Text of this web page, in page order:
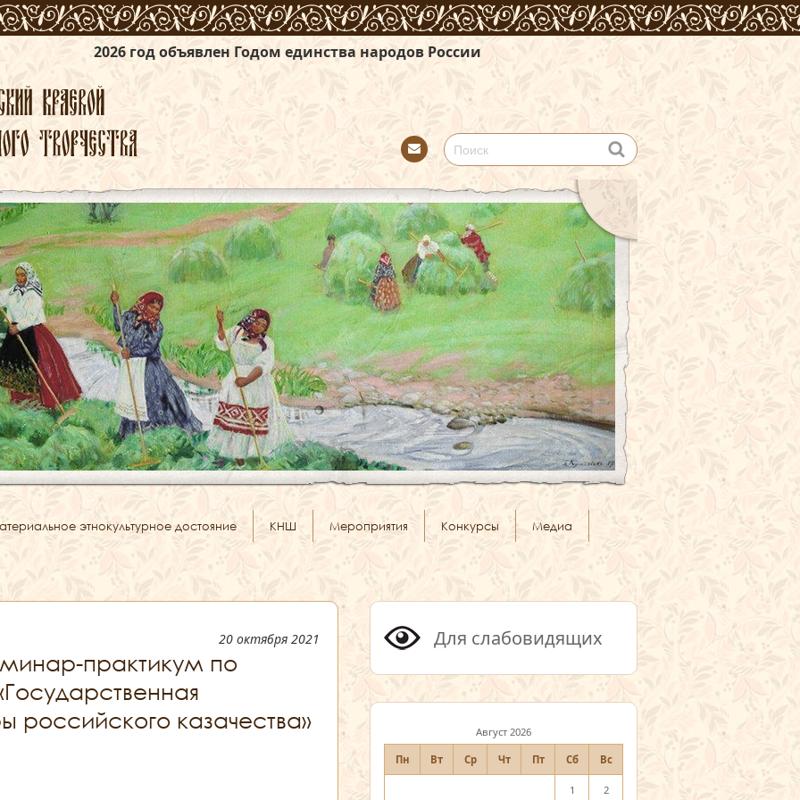
год объявлен Годом единства народов России
tact
этнокультурное достояние КНШ Мероприятия Конкурсы Медиа
20 октября 2021
практикум по
российского казачества»
Для слабовидящих
Август 2026
Пн Вт Ср Чт Пт Сб Вс
1 2